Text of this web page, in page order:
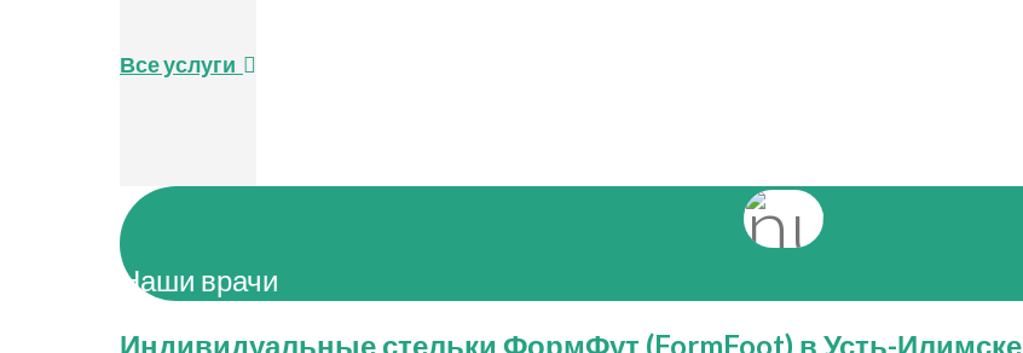
Все услуги
Наши врачи
Индивидуальные стельки ФормФут (FormFoot) в Усть-Илимске